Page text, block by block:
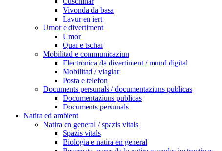
Vivonda da basa
Lavur en iert
Umor e divertiment
Umor
Quai e tschai
Mobilitad e communicaziun
Electronica da divertiment / mund digital
Mobilitad / viagiar
Posta e telefon
Documents persunals / documentaziuns publicas
Documentaziuns publicas
Documents persunals
Natira ed ambient
Natira en general / spazis vitals
Spazis vitals
Biologia e natira en general